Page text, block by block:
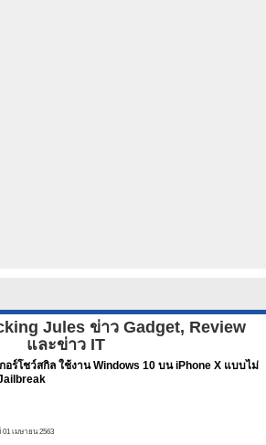
Jules ข่าว Gadget, Review
และข่าว IT
อร์โชว์สกิล ใช้งาน Windows 10 บน iPhone X แบบไม่
01 เมษายน 2563